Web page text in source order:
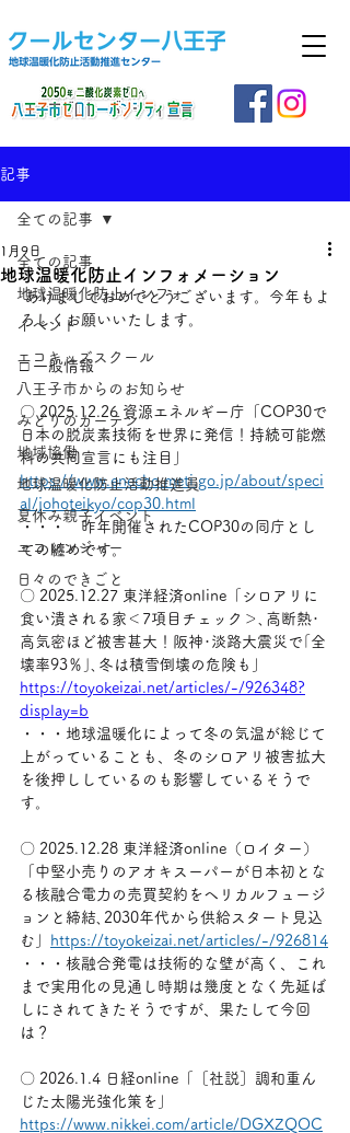
記事
全ての記事
地球温暖化防止インフォ
イベント
エコキッズスクール
八王子市からのお知らせ
みどりのカーテン
地域協働
地球温暖化防止活動推進員
夏休み親子イベント
エコレンジャー
日々のできごと
全ての記事
地球温暖化防止インフォメーション
1月9日
あけましておめでとうございます。今年もよ
ろしくお願いいたします。
□ 一般情報
〇 2025.12.26 資源エネルギー庁「COP30で
日本の脱炭素技術を世界に発信！持続可能燃
料の共同宣言にも注目」
https://www.enecho.meti.go.jp/about/speci
al/johoteikyo/cop30.html
・・・　昨年開催されたCOP30の同庁とし
ての纏めです。
〇 2025.12.27 東洋経済online「シロアリに
食い潰される家＜7項目チェック＞､高断熱･
高気密ほど被害甚大！阪神･淡路大震災で｢全
壊率93％｣､冬は積雪倒壊の危険も」
https://toyokeizai.net/articles/-/926348?
display=b
・・・地球温暖化によって冬の気温が総じて
上がっていることも、冬のシロアリ被害拡大
を後押ししているのも影響しているそうで
す。
〇 2025.12.28 東洋経済online（ロイター）
「中堅小売りのアオキスーパーが日本初とな
る核融合電力の売買契約をヘリカルフュージ
ョンと締結､2030年代から供給スタート見込
む」
https://toyokeizai.net/articles/-/926814
・・・核融合発電は技術的な壁が高く、これ
まで実用化の見通し時期は幾度となく先延ば
しにされてきたそうですが、果たして今回
は？
〇 2026.1.4 日経online「［社説］調和重ん
じた太陽光強化策を」
https://www.nikkei.com/article/DGXZQOC